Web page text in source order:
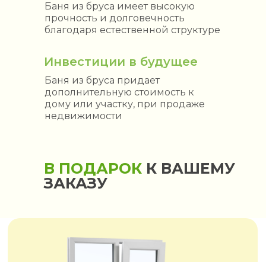
Баня из бруса имеет высокую
прочность и долговечность
благодаря естественной структуре
Инвестиции в будущее
Баня из бруса придает
дополнительную стоимость к
дому или участку, при продаже
недвижимости
В ПОДАРОК К ВАШЕМУ
ЗАКАЗУ